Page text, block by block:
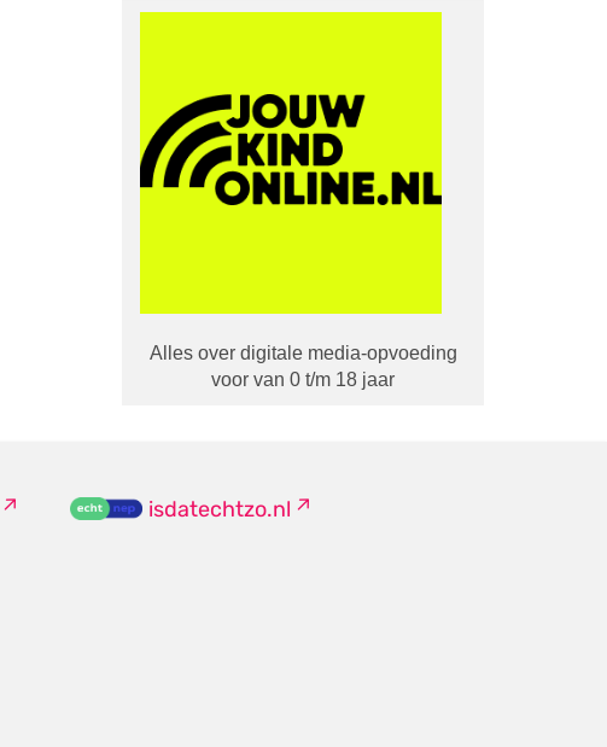
Alles over digitale media-opvoeding
voor van 0 t/m 18 jaar
isdatechtzo.nl